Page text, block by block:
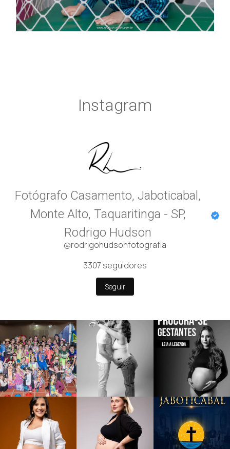
Instagram
Fotógrafo Casamento, Jaboticabal,
Monte Alto, Taquaritinga - SP,
Rodrigo Hudson
@rodrigohudsonfotografia
3307 seguidores
Seguir